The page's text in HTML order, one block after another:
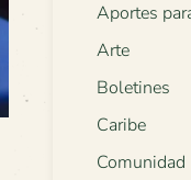
Aportes
Arte
Boletines
Caribe
Comunidad